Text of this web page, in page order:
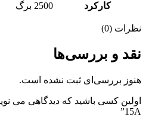
کارکرد 2500 برگ
نظرات (0)
نقد و بررسی‌ها
هنوز بررسی‌ای ثبت نشده است.
15A”